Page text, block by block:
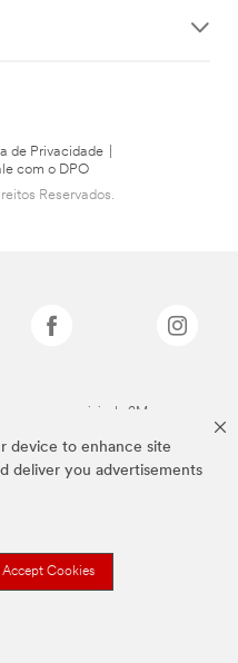
device to enhance site
deliver you advertisements
Accept Cookies
de Privacidade
com o DPO
Reservados.
comerciais da 3M.